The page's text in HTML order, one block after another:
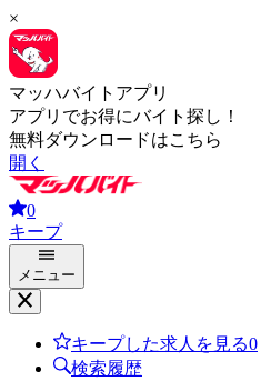
×
マッハバイトアプリ
アプリでお得にバイト探し！
無料ダウンロードはこちら
開く
0
キープ
メニュー
キープした求人を見る0
検索履歴